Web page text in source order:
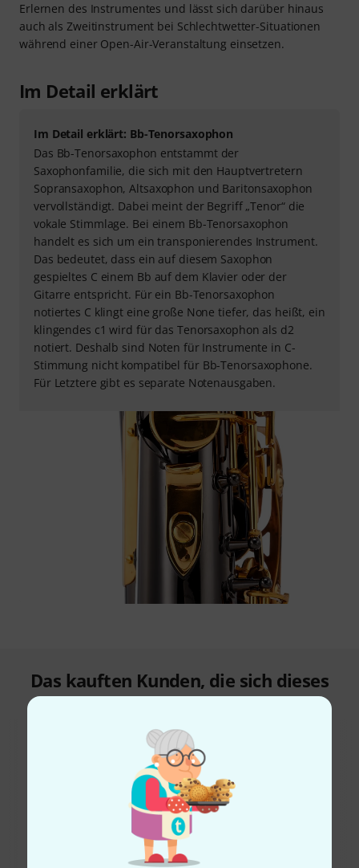
Erlernen des Instrumentes und lässt sich darüber hinaus
auch als Zweitinstrument bei Schlechtwetter-Situationen
während einer Open-Air-Veranstaltung einsetzen.
Im Detail erklärt
Im Detail erklärt: Bb-Tenorsaxophon
Das Bb-Tenorsaxophon entstammt der
Saxophonfamilie, die sich mit den Hauptvertretern
Sopransaxophon, Altsaxophon und Baritonsaxophon
vervollständigt. Dabei meint der Begriff „Tenor“ die
vokale Stimmlage. Bei einem Bb-Tenorsaxophon
handelt es sich um ein transponierendes Instrument.
Das bedeutet, dass ein auf diesem Saxophon
gespieltes C einem Bb auf dem Klavier oder der
Gitarre entspricht. Für ein Bb-Tenorsaxophon
notiertes C klingt eine große None tiefer, das heißt, ein
klingendes c1 wird für das Tenorsaxophon als d2
notiert. Deshalb sind Noten für Instrumente in C-
Stimmung nicht kompatibel für Bb-Tenorsaxophone.
Für Letztere gibt es separate Notenausgaben.
Das kauften Kunden, die sich dieses
Produkt angesehen haben
45%